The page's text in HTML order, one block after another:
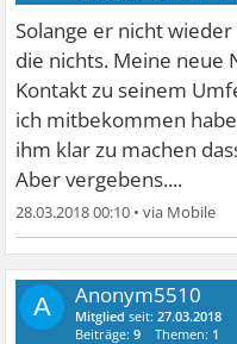
Solange er nicht
die nichts. Meine neue
Kontakt zu seinem
ich mitbekommen
ihm klar zu machen
Aber vergebens....
28.03.2018 00:10 •
A Anonym5510
Mitglied seit:27.03.2018
Beiträge:9 Themen: 1